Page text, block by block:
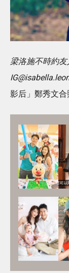
梁洛施不時約
影后」鄭秀文合